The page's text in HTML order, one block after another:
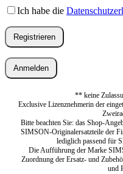
Ich habe die
Registrieren
Anmelden
** keine
Exclusive Lizenznehmerin der
Bitte beachten Sie: das Shop-
SIMSON-Originalersatzteile der
lediglich passend für
Die Aufführung der Marke
Zuordnung der Ersatz- und
und